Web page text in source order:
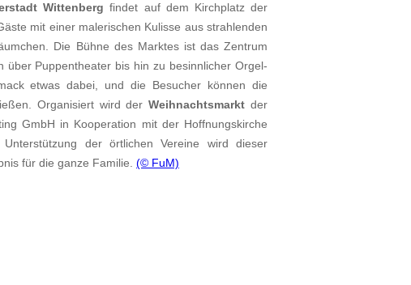
Wittenberg findet auf dem Kirchplatz der
mit einer malerischen Kulisse aus strahlenden
Die Bühne des Marktes ist das Zentrum
Puppentheater bis hin zu besinnlicher Orgel-
etwas dabei, und die Besucher können die
Organisiert wird derWeihnachtsmarkt der
GmbH in Kooperation mit der Hoffnungskirche
der örtlichen Vereine wird dieser
für die ganze Familie. (© FuM)